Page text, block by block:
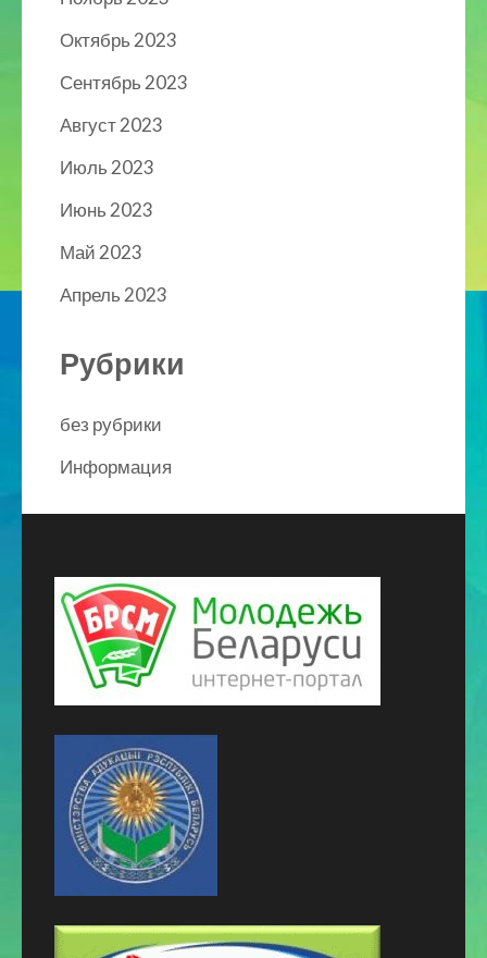
Октябрь 2023
Сентябрь 2023
Август 2023
Июль 2023
Июнь 2023
Май 2023
Апрель 2023
Рубрики
без рубрики
Информация